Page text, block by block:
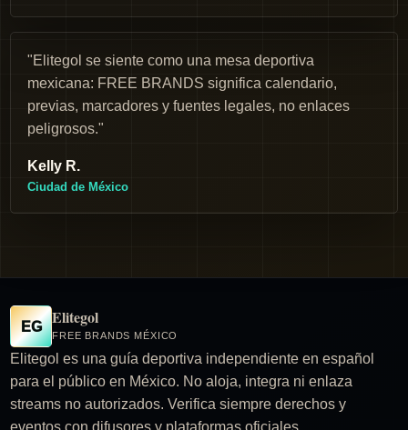
"Elitegol se siente como una mesa deportiva
mexicana: FREE BRANDS significa calendario,
previas, marcadores y fuentes legales, no enlaces
peligrosos."
Kelly R.
Ciudad de México
EG Elitegol
FREE BRANDS MÉXICO
Elitegol es una guía deportiva independiente en español
para el público en México. No aloja, integra ni enlaza
streams no autorizados. Verifica siempre derechos y
eventos con difusores y plataformas oficiales.